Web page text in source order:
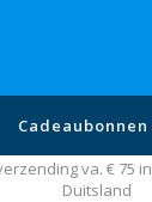
Cadeaubonnen
va. € 75
Duitsland